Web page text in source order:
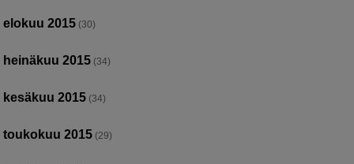
elokuu 2015 (30)
heinäkuu 2015 (34)
kesäkuu 2015 (34)
toukokuu 2015 (29)